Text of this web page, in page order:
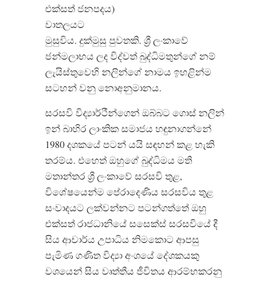
එක්සත් ජනපදය)
වාතලයට
මුසුවිය. දුක්මුසු පුවතකි. ශ්‍රී ලංකාවේ
ජන්මලාභය ලද විද්වත් බුද්ධිමතුන්ගේ නම්
ලැයිස්තුවෙහි නලින්ගේ නාමය ඉහළින්ම
සටහන් වනු නොඅනුමානය.
සරසවි විද්‍යාර්ථීන්ගෙන් ඔබ්බට ගොස් නලින්
ඉන් බාහිර ලාංකික සමාජය හඳුනාගන්නේ
1980 දශකයේ පටන් යයි සඳහන් කළ හැකි
තරම්ය. එහෙත් ඔහුගේ බුද්ධිමය මති
මතාන්තර ශ්‍රී ලංකාවේ සරසවි තුළ,
විශේෂයෙන්ම පේරාදෙණිය සරසවිය තුළ
සංවාදයට ලක්වන්නට පටන්ගත්තේ ඔහු
එක්සත් රාජධානියේ සසෙක්ස් සරසවියේ දී
සිය ආචාර්ය උපාධිය නිමකොට ආපසු
පැමිණ ගණිත විද්‍යා අංශයේ දේශකයකු
වශයෙන් සිය වෘත්තීය ජීවිතය ආරම්භකරනු